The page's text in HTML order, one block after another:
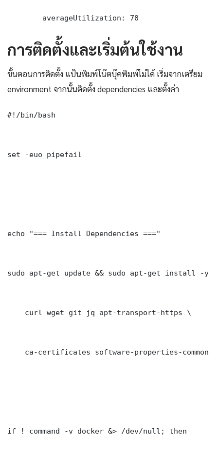
        averageUtilization: 70
การติดตั้งและเริ่มต้นใช้งาน
ขั้นตอนการติดตั้ง แป้นพิมพ์โน๊ตบุ๊คพิมพ์ไม่ได้ เริ่มจากเตรียม
environment จากนั้นติดตั้ง dependencies และตั้งค่า
#!/bin/bash
set -euo pipefail
echo "=== Install Dependencies ==="
sudo apt-get update && sudo apt-get install -y \
    curl wget git jq apt-transport-https \
ca-certificates software-properties-common
if ! command -v docker &> /dev/null; then